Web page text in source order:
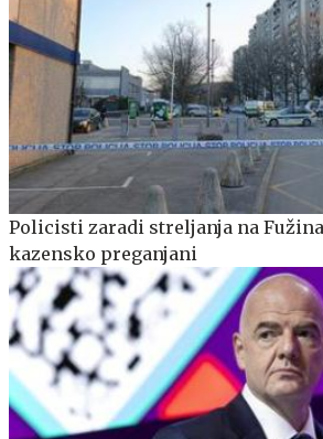
Policisti zaradi streljanja na
kazensko preganjani